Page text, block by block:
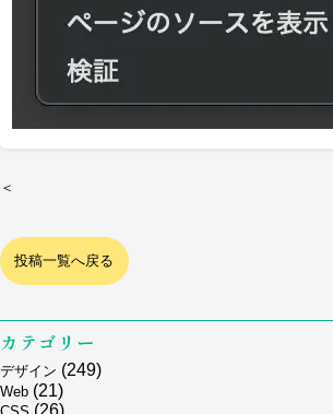
＜
投稿一覧へ戻る
カテゴリー
デザイン (249)
Web (21)